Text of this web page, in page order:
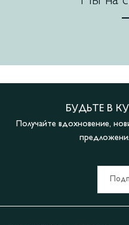
БУДЬТЕ В
Получайте вдохновение,